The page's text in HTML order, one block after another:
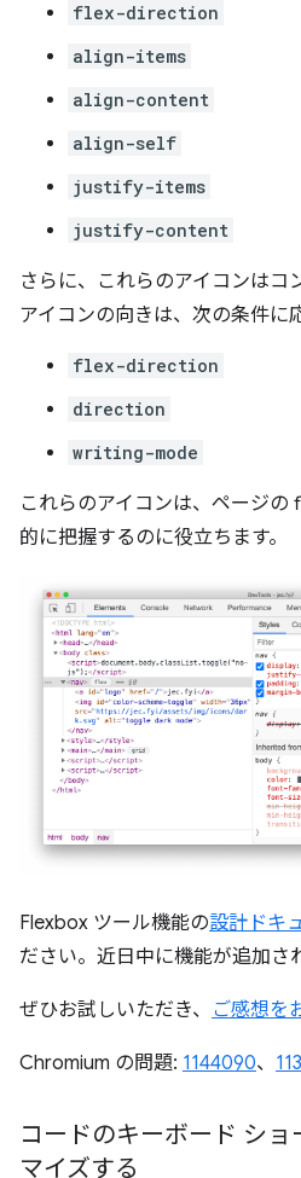
flex-direction
align-items
align-content
align-self
justify-items
justify-content
さらに、これらのアイコンはコ
アイコンの向きは、次の条件に
flex-direction
direction
writing-mode
これらのアイコンは、ページ
的に把握するのに役立ちます。
Flexbox ツール機能の設計ドキ
ださい。近日中に機能が追加さ
ぜひお試しいただき、 ご感想を
Chromium の問題: 1144090、
コードのキーボード シ
マイズする